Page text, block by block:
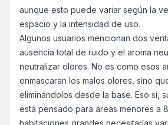
aunque esto puede variar según la
espacio y la intensidad de uso.
Algunos usuarios mencionan dos
ausencia total de ruido y el aroma
neutralizar olores. No es como esos
enmascaran los malos olores, sino
eliminándolos desde la base. Eso sí,
está pensado para áreas menores a